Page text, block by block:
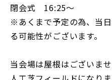
閉会式 16:25〜
※あくまで予定の為、当
る可能性がございます。
当会場は屋根はございま